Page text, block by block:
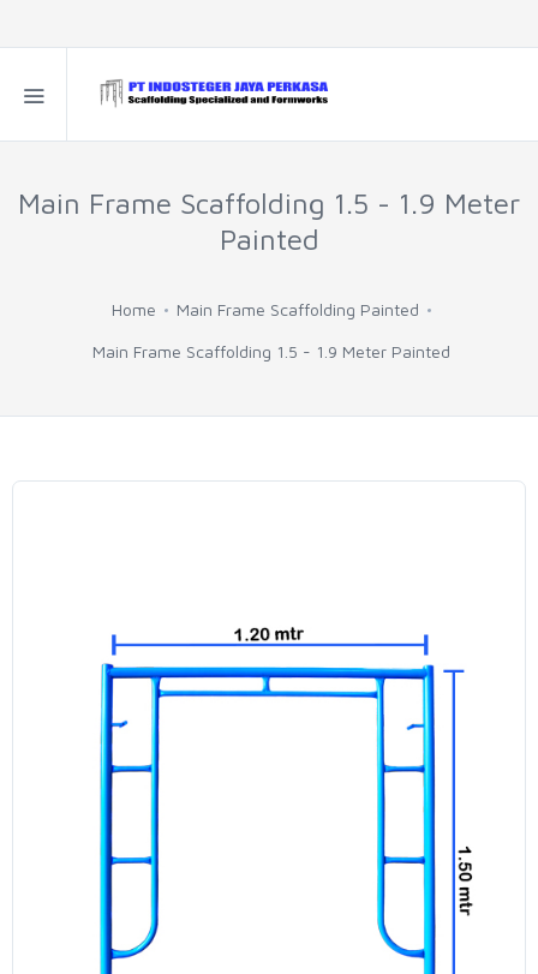
Main Frame Scaffolding 1.5 - 1.9 Meter
Painted
Home Main Frame Scaffolding Painted
Main Frame Scaffolding 1.5 - 1.9 Meter Painted